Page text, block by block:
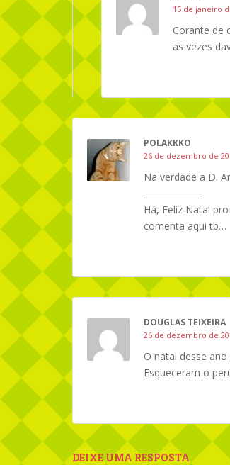
15 de janeiro
Corante de
as vezes
POLAKKKO
26 de dezembro de
Na verdade a D.
Há, Feliz Natal
comenta aqui tb…
DOUGLAS TEIXEIRA
26 de dezembro de
O natal desse
Esqueceram o
DEIXE UMA RESPOSTA